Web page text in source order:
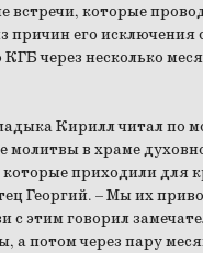
встречи, которые
причин его исключения
через несколько
Кирилл читал по
молитвы в храме
приходили для
Георгий. – Мы их
с этим говорил
а потом через пару